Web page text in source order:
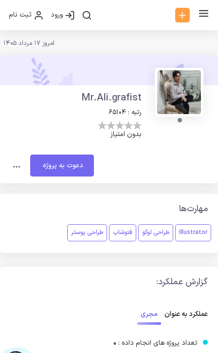
ورود ثبت نام
امروز 17 مرداد 1405
Mr.Ali.grafist
رتبه : 65104
بدون امتیاز
دعوت به پروژه
مهارت‌ها
Illustrator طراحی لوگو فتوشاپ طراحی پوستر
گزارش عملکرد:
عملکرد به عنوان مجری
تعداد پروژه های انجام داده : 0